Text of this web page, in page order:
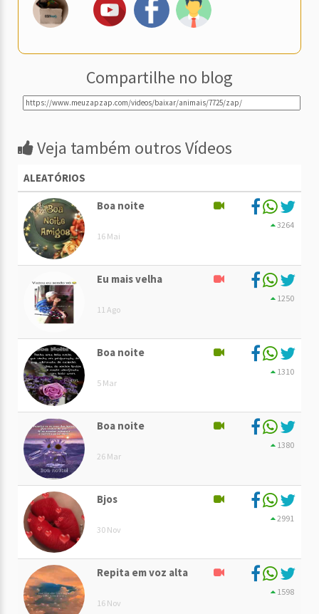
Compartilhe no blog
Veja também outros Vídeos
ALEATÓRIOS
Boa noite
16 Mai
3264
Eu mais velha
11 Ago
1250
Boa noite
5 Mar
1310
Boa noite
26 Mar
1380
Bjos
30 Nov
2991
Repita em voz alta
16 Nov
1598